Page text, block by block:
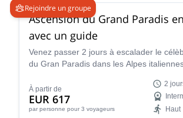
Rejoindre un groupe
Ascension du Grand Paradis
avec un guide
Venez passer 2 jours à escalader le
du Gran Paradis dans les Alpes
Peakshunter.
À partir de
EUR 617
par personne pour 3 voyageurs
2
Haut